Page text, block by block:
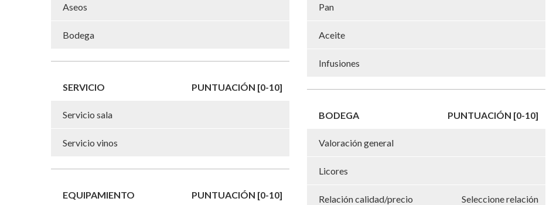
Aseos
Bodega
SERVICIO PUNTUACIÓN [0-10]
Servicio sala
Servicio vinos
EQUIPAMIENTO PUNTUACIÓN [0-10]
Pan
Aceite
Infusiones
BODEGA PUNTUACIÓN [0-10]
Valoración general
Licores
Relación calidad/precio Seleccione relación